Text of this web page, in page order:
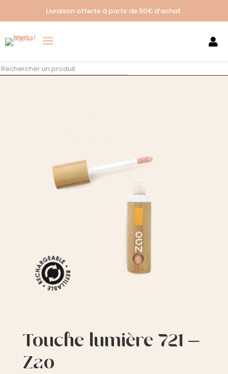
Livraison offerte à partir de 50€ d’achat

Touche lumière 721 –
Zao